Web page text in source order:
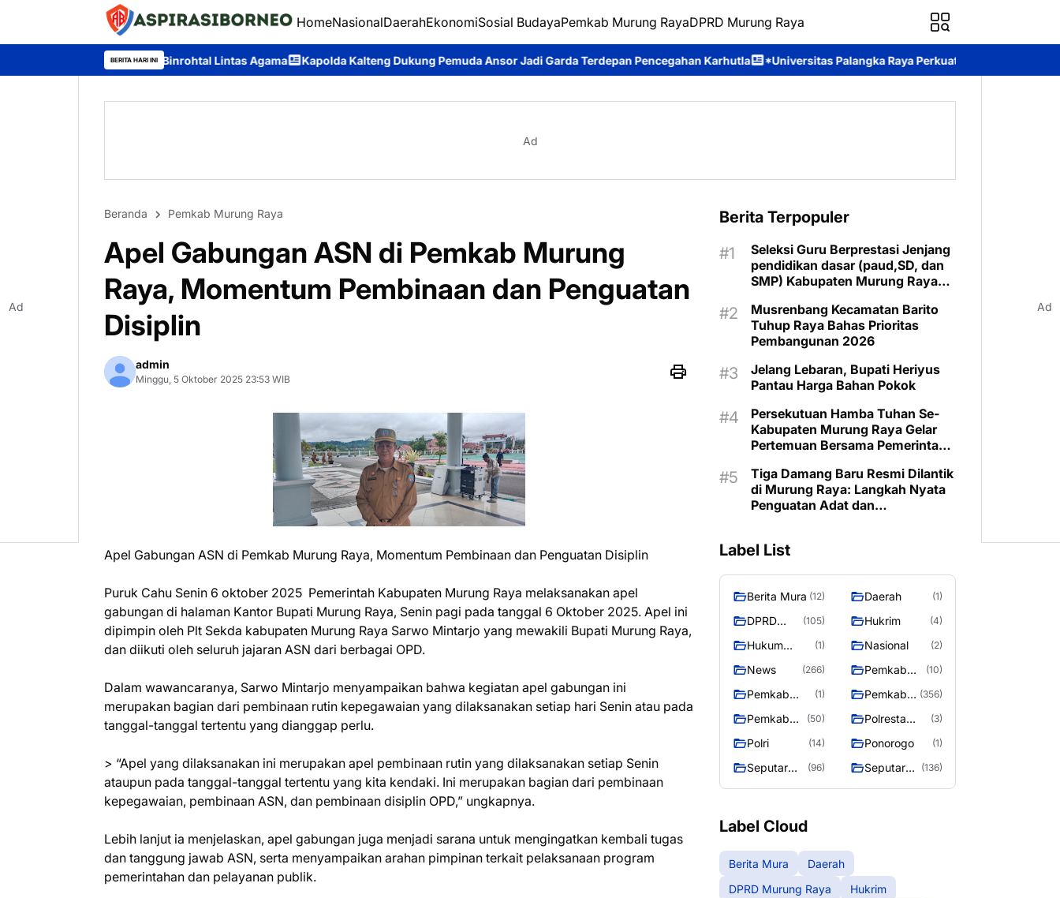
HomeNasionalDaerahEkonomiSosial BudayaPemkab Murung RayaDPRD Murung Raya
BERITA HARI INI
Gelar Binrohtal Lintas Agama Kapolda Kalteng Dukung Pemuda Ansor Jadi Garda Terdepan Pencegahan Karhutla *Universitas Palangka Raya Perkuat SDM Polri Lewat Pusat Studi Kepolisian*
Ad
Beranda Pemkab Murung Raya
Apel Gabungan ASN di Pemkab Murung
Raya, Momentum Pembinaan dan Penguatan
Disiplin
admin
Minggu, 5 Oktober 2025 23:53 WIB
Apel Gabungan ASN di Pemkab Murung Raya, Momentum Pembinaan dan Penguatan Disiplin
Puruk Cahu Senin 6 oktober 2025 Pemerintah Kabupaten Murung Raya melaksanakan apel
gabungan di halaman Kantor Bupati Murung Raya, Senin pagi pada tanggal 6 Oktober 2025. Apel ini
dipimpin oleh Plt Sekda kabupaten Murung Raya Sarwo Mintarjo yang mewakili Bupati Murung Raya,
dan diikuti oleh seluruh jajaran ASN dari berbagai OPD.
Dalam wawancaranya, Sarwo Mintarjo menyampaikan bahwa kegiatan apel gabungan ini
merupakan bagian dari pembinaan rutin kepegawaian yang dilaksanakan setiap hari Senin atau pada
tanggal-tanggal tertentu yang dianggap perlu.
> “Apel yang dilaksanakan ini merupakan apel pembinaan rutin yang dilaksanakan setiap Senin
ataupun pada tanggal-tanggal tertentu yang kita kendaki. Ini merupakan bagian dari pembinaan
kepegawaian, pembinaan ASN, dan pembinaan disiplin OPD,” ungkapnya.
Lebih lanjut ia menjelaskan, apel gabungan juga menjadi sarana untuk mengingatkan kembali tugas
dan tanggung jawab ASN, serta menyampaikan arahan pimpinan terkait pelaksanaan program
pemerintahan dan pelayanan publik.
Berita Terpopuler
Seleksi Guru Berprestasi Jenjang
pendidikan dasar (paud,SD, dan
SMP) Kabupaten Murung Raya
Musrenbang Kecamatan Barito
Tuhup Raya Bahas Prioritas
Pembangunan 2026
Jelang Lebaran, Bupati Heriyus
Pantau Harga Bahan Pokok
Persekutuan Hamba Tuhan Se-
Kabupaten Murung Raya Gelar
Pertemuan Bersama Pemerintah
Tiga Damang Baru Resmi Dilantik
di Murung Raya: Langkah Nyata
Penguatan Adat dan
Label List
Berita Mura (12) Daerah (1)
DPRD
Raya
(105) Hukrim (4)
Hukum
(1) Nasional (2)
News (266)
Pemkab
Barito Utara
(10)
Pemkab
murung raya
(1)
Pemkab
Raya
(356)
Pemkab
Raya 4
(50)
Polresta
Raya
(3)
Polri (14) Ponorogo (1)
Seputar
Raya
(96)
Seputar
(136)
Label Cloud
Berita Mura
Daerah
DPRD Murung Raya
Hukrim
Ad Ad